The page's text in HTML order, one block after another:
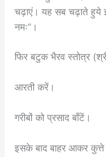
चढ़ाएं। यह सब चढ़ाते हुये
नमः”।
फिर बटुक भैरव स्तोत्र
आरती करें।
गरीबों को प्रसाद बाँटें।
इसके बाद बाहर आकर कुत्ते